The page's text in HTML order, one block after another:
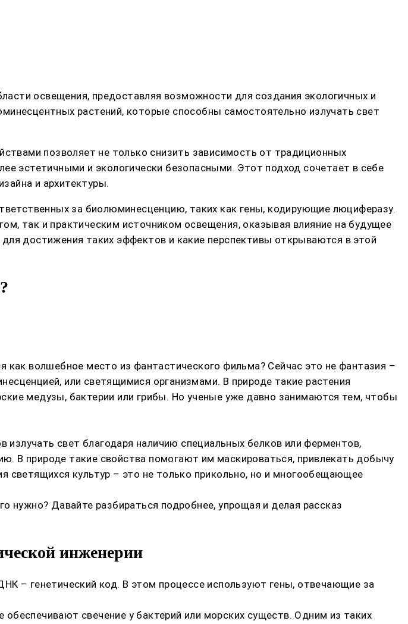
освещения, предоставляя возможности для создания экологичных и
растений, которые способны самостоятельно излучать свет
позволяет не только снизить зависимость от традиционных
эстетичными и экологически безопасными. Этот подход сочетает в себе
и архитектуры.
за биолюминесценцию, таких как гены, кодирующие люциферазу.
так и практическим источником освещения, оказывая влияние на будущее
достижения таких эффектов и какие перспективы открываются в этой
волшебное место из фантастического фильма? Сейчас это не фантазия –
или светящимися организмами. В природе такие растения
медузы, бактерии или грибы. Но ученые уже давно занимаются тем, чтобы
свет благодаря наличию специальных белков или ферментов,
В природе такие свойства помогают им маскироваться, привлекать добычу
светящихся культур – это не только прикольно, но и многообещающее
нужно? Давайте разбираться подробнее, упрощая и делая рассказ
инженерии
– генетический код. В этом процессе используют гены, отвечающие за
свечение у бактерий или морских существ. Одним из таких